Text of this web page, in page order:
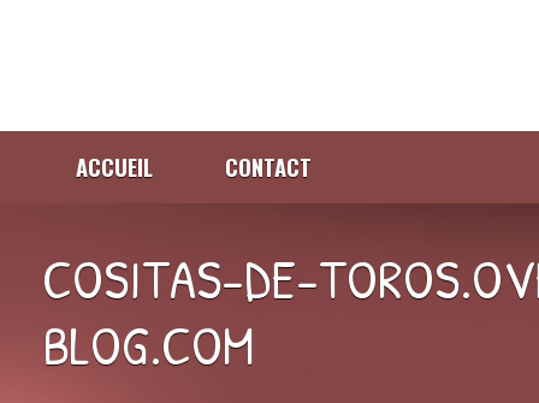
ACCUEIL CONTACT
COSITAS-DE-
BLOG.COM